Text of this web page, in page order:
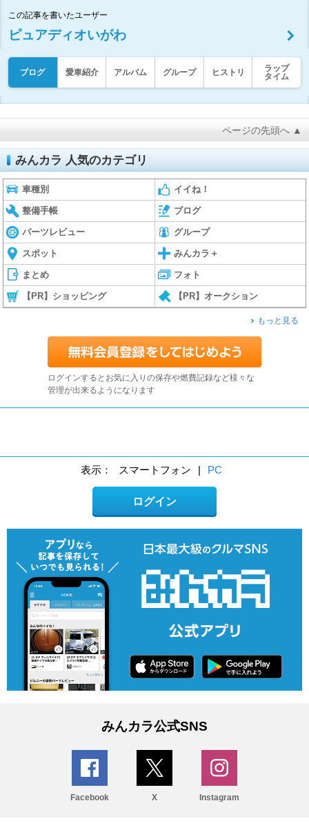
この記事を書いたユーザー
ピュアディオいがわ
ブログ 愛車紹介 アルバム グループ ヒストリ
ラップ
タイム
ページの先頭へ ▲
みんカラ 人気のカテゴリ
車種別 イイね！
整備手帳 ブログ
パーツレビュー グループ
スポット みんカラ＋
まとめ フォト
【PR】ショッピング 【PR】オークション
もっと見る
ログインするとお気に入りの保存や燃費記録など様々な
管理が出来るようになります
表示： スマートフォン | PC
ログイン
みんカラ公式SNS
Facebook X Instagram